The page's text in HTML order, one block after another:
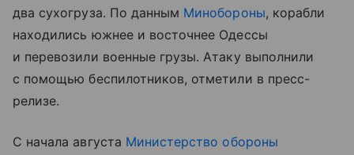
два сухогруза. По данным Минобороны, корабли
находились южнее и восточнее Одессы
и перевозили военные грузы. Атаку выполнили
с помощью беспилотников, отметили в пресс-
релизе.
С начала августа Министерство обороны